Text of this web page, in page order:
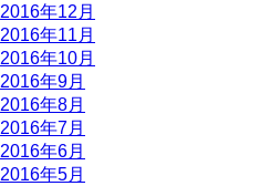
2016年12月
2016年11月
2016年10月
2016年9月
2016年8月
2016年7月
2016年6月
2016年5月